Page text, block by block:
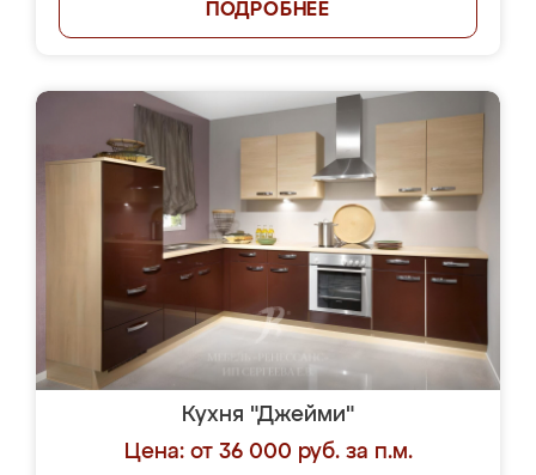
ПОДРОБНЕЕ
Кухня "Джейми"
Цена: от 36 000 руб. за п.м.